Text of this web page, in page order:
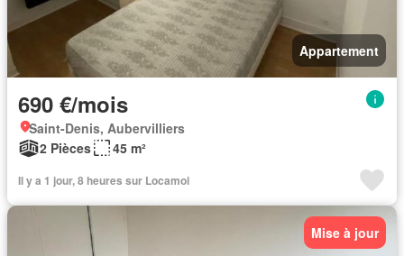
Appartement
690 €/mois
Saint-Denis, Aubervilliers
2 Pièces
45 m²
Il y a 1 jour, 8 heures sur Locamoi
Mise à jour